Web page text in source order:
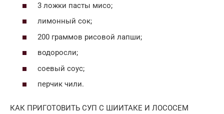
3 ложки пасты мисо;
лимонный сок;
200 граммов рисовой лапши;
водоросли;
соевый соус;
перчик чили.
КАК ПРИГОТОВИТЬ СУП С ШИИТАКЕ И ЛОСОСЕМ